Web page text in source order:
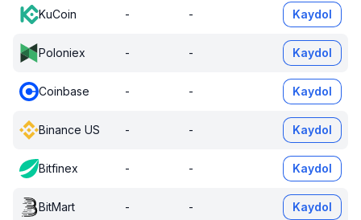
KuCoin - - Kaydol
Poloniex - - Kaydol
Coinbase - - Kaydol
Binance US - - Kaydol
Bitfinex - - Kaydol
BitMart - - Kaydol